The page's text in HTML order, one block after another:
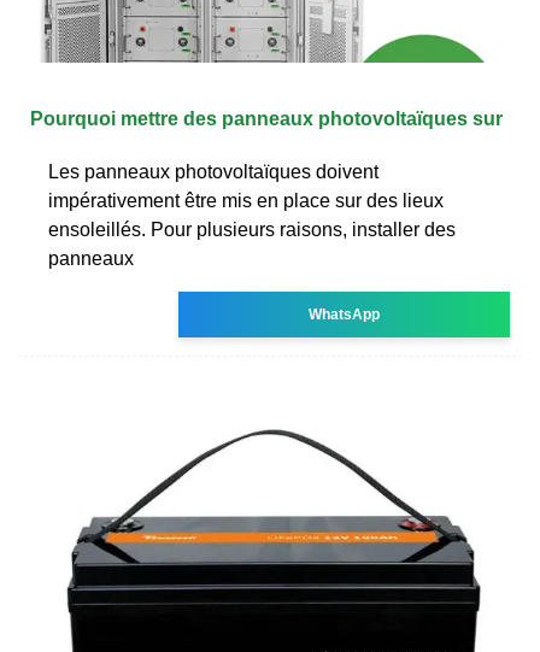
Pourquoi mettre des panneaux photovoltaïques sur
Les panneaux photovoltaïques doivent
impérativement être mis en place sur des lieux
ensoleillés. Pour plusieurs raisons, installer des
panneaux
WhatsApp